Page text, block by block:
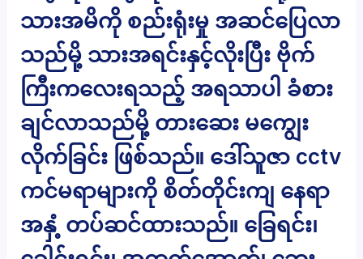
သားအမိကို စည်းရုံးမှု အဆင်ပြေလာ
သည်မို့ သားအရင်းနှင့်လိုးပြီး ဗိုက်
ကြီးကလေးရသည့် အရသာပါ ခံစား
ချင်လာသည်မို့ တားဆေး မကျွေး
လိုက်ခြင်း ဖြစ်သည်။ ဒေါ်သူဇာ cctv
ကင်မရာများကို စိတ်တိုင်းကျ နေရာ
အနှံ့ တပ်ဆင်ထားသည်။ ခြေရင်း၊